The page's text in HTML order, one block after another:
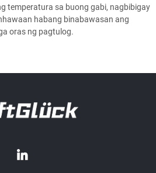
temperatura sa buong gabi, nagbibigay
habang binabawasan ang
oras ng pagtulog.